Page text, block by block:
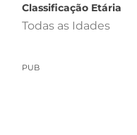
Classificação Etária
Todas as Idades
PUB